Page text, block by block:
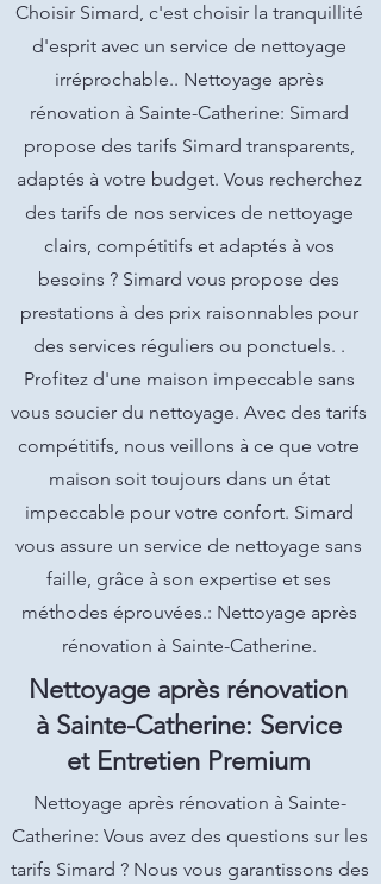
Choisir Simard, c'est choisir la tranquillité
d'esprit avec un service de nettoyage
irréprochable.. Nettoyage après
rénovation à Sainte-Catherine: Simard
propose des tarifs Simard transparents,
adaptés à votre budget. Vous recherchez
des tarifs de nos services de nettoyage
clairs, compétitifs et adaptés à vos
besoins ? Simard vous propose des
prestations à des prix raisonnables pour
des services réguliers ou ponctuels. .
Profitez d'une maison impeccable sans
vous soucier du nettoyage. Avec des tarifs
compétitifs, nous veillons à ce que votre
maison soit toujours dans un état
impeccable pour votre confort. Simard
vous assure un service de nettoyage sans
faille, grâce à son expertise et ses
méthodes éprouvées.: Nettoyage après
rénovation à Sainte-Catherine.
Nettoyage après rénovation
à Sainte-Catherine: Service
et Entretien Premium
Nettoyage après rénovation à Sainte-
Catherine: Vous avez des questions sur les
tarifs Simard ? Nous vous garantissons des